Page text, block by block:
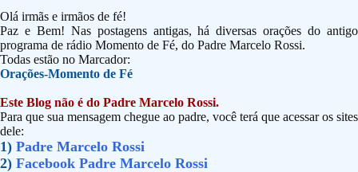
Olá irmãs e irmãos de fé!
Paz e Bem! Nas postagens antigas, há diversas orações do antigo
programa de rádio Momento de Fé, do Padre Marcelo Rossi.
Todas estão no Marcador:
Orações-Momento de Fé
Este Blog não é do Padre Marcelo Rossi.
Para que sua mensagem chegue ao padre, você terá que acessar os sites
dele:
1) Padre Marcelo Rossi
2) Facebook Padre Marcelo Rossi